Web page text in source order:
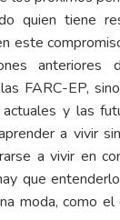
quien tiene
este
FARC-EP,
actuales y las
a vivir
a vivir en
que
moda, como el